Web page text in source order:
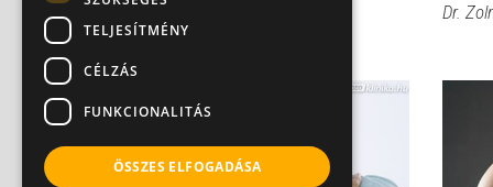
levágták a lábát -...
Dr.
TELJESÍTMÉNY
CÉLZÁS
FUNKCIONALITÁS
ÖSSZES ELFOGADÁSA